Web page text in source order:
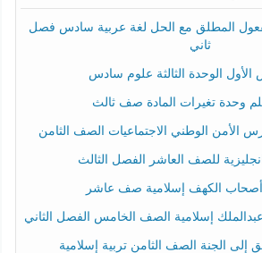
المطلق مع الحل لغة عربية سادس فصل
ثاني
الوحدة الثالثة علوم سادس
وحدة تغيرات المادة صف ثالث
الأمن الوطني الاجتماعيات الصف الثامن
للصف العاشر الفصل الثالث
الكهف إسلامية صف عاشر
إسلامية الصف الخامس الفصل الثاني
الجنة الصف الثامن تربية إسلامية